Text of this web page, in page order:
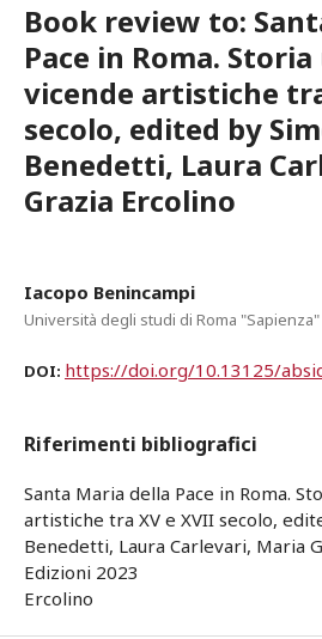
Book review to:
Pace in Roma.
vicende artistiche
secolo, edited by
Benedetti, Laura
Grazia Ercolino
Iacopo Benincampi
Università degli studi di Roma "Sapienza"
DOI: https://doi.org/10.13125/
Riferimenti bibliografici
Santa Maria della Pace in Roma.
artistiche tra XV e XVII secolo,
Benedetti, Laura Carlevari, Maria
Edizioni 2023
Ercolino